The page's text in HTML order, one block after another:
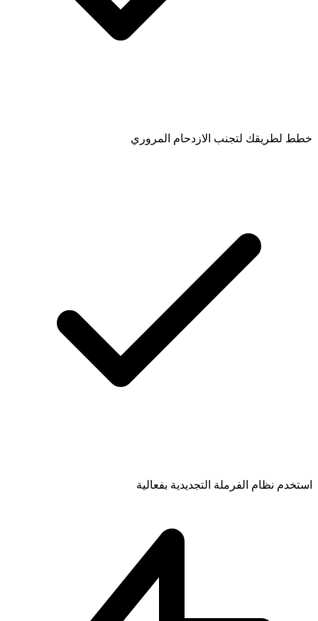
خطط لطريقك لتجنب الازدحام المروري
استخدم نظام الفرملة التجديدية بفعالية